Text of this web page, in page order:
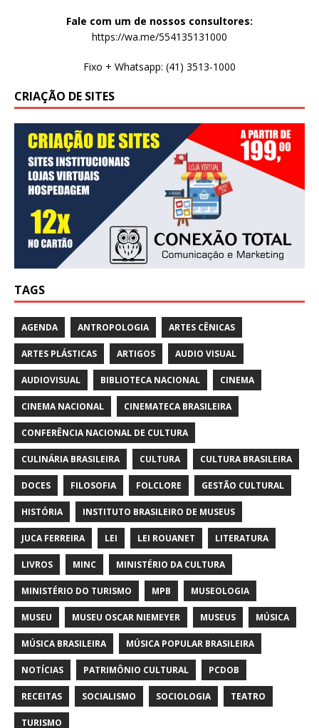
Fale com um de nossos consultores:
https://wa.me/554135131000
Fixo + Whatsapp: (41) 3513-1000
CRIAÇÃO DE SITES
TAGS
AGENDA ANTROPOLOGIA ARTES CÊNICAS
ARTES PLÁSTICAS ARTIGOS AUDIO VISUAL
AUDIOVISUAL BIBLIOTECA NACIONAL CINEMA
CINEMA NACIONAL CINEMATECA BRASILEIRA
CONFERÊNCIA NACIONAL DE CULTURA
CULINÁRIA BRASILEIRA CULTURA CULTURA BRASILEIRA
DOCES FILOSOFIA FOLCLORE GESTÃO CULTURAL
HISTÓRIA INSTITUTO BRASILEIRO DE MUSEUS
JUCA FERREIRA LEI LEI ROUANET LITERATURA
LIVROS MINC MINISTÉRIO DA CULTURA
MINISTÉRIO DO TURISMO MPB MUSEOLOGIA
MUSEU MUSEU OSCAR NIEMEYER MUSEUS MÚSICA
MÚSICA BRASILEIRA MÚSICA POPULAR BRASILEIRA
NOTÍCIAS PATRIMÔNIO CULTURAL PCDOB
RECEITAS SOCIALISMO SOCIOLOGIA TEATRO
TURISMO